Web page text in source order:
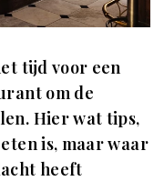
tijd voor een
om de
Hier wat tips,
is, maar waar
heeft